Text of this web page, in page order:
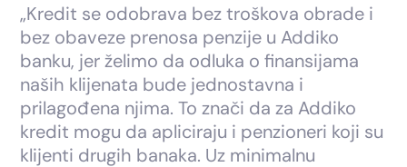
„Kredit se odobrava bez troškova obrade i
bez obaveze prenosa penzije u Addiko
banku, jer želimo da odluka o finansijama
naših klijenata bude jednostavna i
prilagođena njima. To znači da za Addiko
kredit mogu da apliciraju i penzioneri koji su
klijenti drugih banaka. Uz minimalnu